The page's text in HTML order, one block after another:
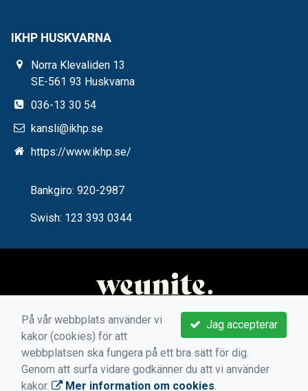
IKHP HUSKVARNA
Norra Klevaliden 13
SE-561 93 Huskvarna
036-13 30 54
kansli@ikhp.se
https://www.ikhp.se/
Bankgiro: 920-2987
Swish: 123 393 0344
Jag accepterar
På vår webbplats använder vi
kakor (cookies) för att
webbplatsen ska fungera på ett bra sätt för dig.
Genom att surfa vidare godkänner du att vi använder
kakor.
Mer information om cookies.